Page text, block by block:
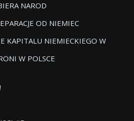
NAROD
OD NIEMIEC
KAPITALU NIEMIECKIEGO W
W POLSCE